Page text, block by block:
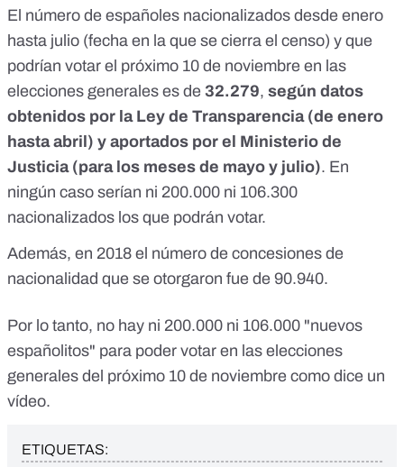
El número de españoles nacionalizados desde enero
hasta julio (fecha en la que se cierra el censo) y que
podrían votar el próximo 10 de noviembre en las
elecciones generales es de 32.279‬, según datos
obtenidos por la Ley de Transparencia (de enero
hasta abril) y aportados por el Ministerio de
Justicia (para los meses de mayo y julio). En
ningún caso serían ni 200.000 ni 106.300
nacionalizados los que podrán votar.
Además, en 2018 el número de concesiones de
nacionalidad que se otorgaron fue de 90.940.
Por lo tanto, no hay ni 200.000 ni 106.000 "nuevos
españolitos" para poder votar en las elecciones
generales del próximo 10 de noviembre como dice un
vídeo.
ETIQUETAS: